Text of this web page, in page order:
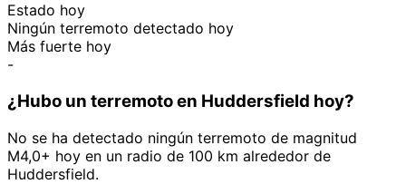
Estado hoy
Ningún terremoto detectado hoy
Más fuerte hoy
-
¿Hubo un terremoto en Huddersfield hoy?
No se ha detectado ningún terremoto de magnitud
M4,0+ hoy en un radio de 100 km alrededor de
Huddersfield.